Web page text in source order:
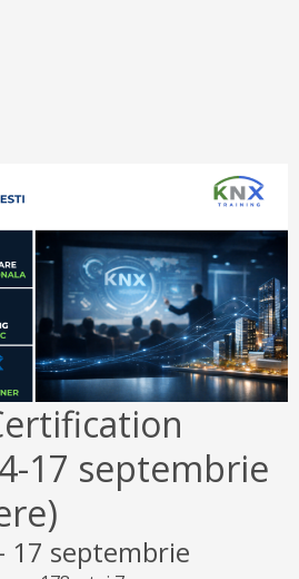
17 septembrie
17 septembrie